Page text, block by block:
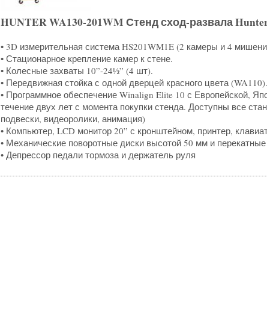
HUNTER WA130-201WM Стенд сход-развала
• 3D измерительная система HS201WM1E (2 камеры и 4
• Стационарное крепление камер к стене.
• Колесные захваты 10”-24½” (4 шт).
• Передвижная стойка с одной дверцей красного цвета (WA110).
• Программное обеспечение Winalign Elite 10 с Европейской,
течение двух лет с момента покупки стенда. Доступны все
подвески, видеоролики, анимация)
• Компьютер, LCD монитор 20” с кронштейном, принтер,
• Механические поворотные диски высотой 50 мм и
• Депрессор педали тормоза и держатель руля